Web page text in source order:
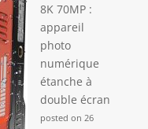
8K 70MP :
appareil
photo
numérique
étanche à
double écran
posted on 26